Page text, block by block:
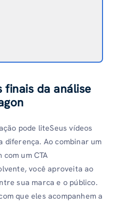
finais da análise
pode liteSeus vídeos
diferença. Ao combinar um
um CTA
você aproveita ao
sua marca e o público.
que eles acompanhem a